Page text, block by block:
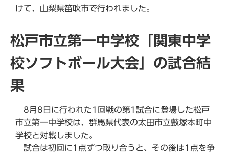
けて、山梨県笛吹市で行われました。
松戸市立第一中学校「関東中学
校ソフトボール大会」の試合結
果
8月8日に行われた1回戦の第1試合に登場した松戸
市立第一中学校は、群馬県代表の太田市立藪塚本町中
学校と対戦しました。
試合は初回に1点ずつ取り合うと、その後は1点を争